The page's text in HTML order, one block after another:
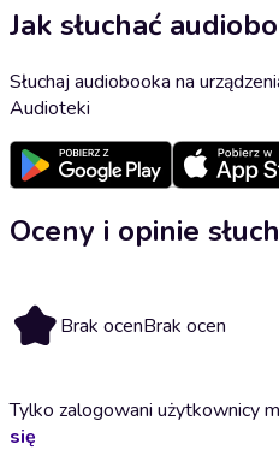
Jak słuchać
Słuchaj audiobooka na
Audioteki
Oceny i opinie
Brak ocenBrak ocen
Tylko zalogowani użytkownicy
się